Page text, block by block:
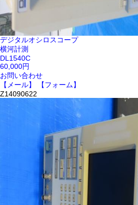
デジタルオシロスコープ
横河計測
DL1540C
60,000円
お問い合わせ
【メール】
【フォーム】
Z14090622